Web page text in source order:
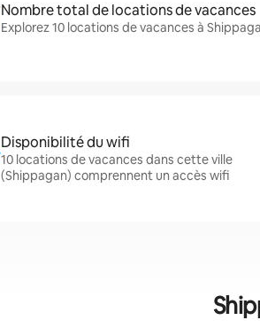
Nombre total de locations de vacances
Explorez 10 locations de vacances à
Disponibilité du wifi
10 locations de vacances dans cette ville
(Shippagan) comprennent un accès wifi